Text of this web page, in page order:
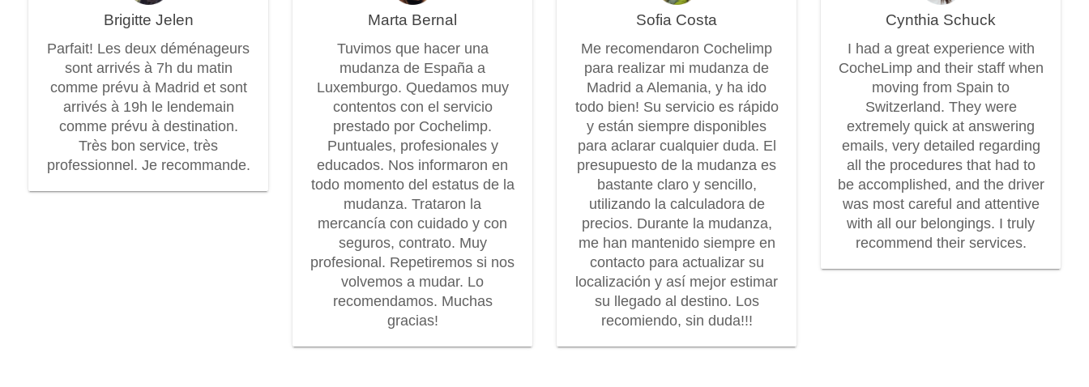
Brigitte Jelen
Parfait! Les deux déménageurs
sont arrivés à 7h du matin
comme prévu à Madrid et sont
arrivés à 19h le lendemain
comme prévu à destination.
Très bon service, très
professionnel. Je recommande.
Marta Bernal
Tuvimos que hacer una
mudanza de España a
Luxemburgo. Quedamos muy
contentos con el servicio
prestado por Cochelimp.
Puntuales, profesionales y
educados. Nos informaron en
todo momento del estatus de la
mudanza. Trataron la
mercancía con cuidado y con
seguros, contrato. Muy
profesional. Repetiremos si nos
volvemos a mudar. Lo
recomendamos. Muchas
gracias!
Sofia Costa
Me recomendaron Cochelimp
para realizar mi mudanza de
Madrid a Alemania, y ha ido
todo bien! Su servicio es rápido
y están siempre disponibles
para aclarar cualquier duda. El
presupuesto de la mudanza es
bastante claro y sencillo,
utilizando la calculadora de
precios. Durante la mudanza,
me han mantenido siempre en
contacto para actualizar su
localización y así mejor estimar
su llegado al destino. Los
recomiendo, sin duda!!!
Cynthia Schuck
I had a great experience with
CocheLimp and their staff when
moving from Spain to
Switzerland. They were
extremely quick at answering
emails, very detailed regarding
all the procedures that had to
be accomplished, and the driver
was most careful and attentive
with all our belongings. I truly
recommend their services.